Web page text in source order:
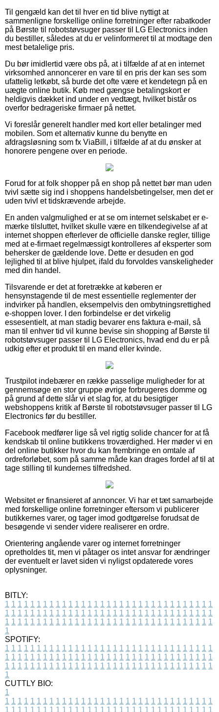
Til gengæld kan det til hver en tid blive nyttigt at
sammenligne forskellige online forretninger efter rabatkoder
på Børste til robotstøvsuger passer til LG Electronics inden
du bestiller, således at du er velinformeret til at modtage den
mest betalelige pris.
Du bør imidlertid være obs på, at i tilfælde af at en internet
virksomhed annoncerer en vare til en pris der kan ses som
ufattelig letkøbt, så burde det ofte være et kendetegn på en
uægte online butik. Køb med gængse betalingskort er
heldigvis dækket ind under en vedtægt, hvilket bistår os
overfor bedrageriske firmaer på nettet.
Vi foreslår generelt handler med kort eller betalinger med
mobilen. Som et alternativ kunne du benytte en
afdragsløsning som fx ViaBill, i tilfælde af at du ønsker at
honorere pengene over en periode.
Forud for at folk shopper på en shop på nettet bør man uden
tvivl sætte sig ind i shoppens handelsbetingelser, men det er
uden tvivl et tidskrævende arbejde.
En anden valgmulighed er at se om internet selskabet er e-
mærke tilsluttet, hvilket skulle være en tilkendegivelse af at
internet shoppen efterlever de officielle danske regler, tillige
med at e-firmaet regelmæssigt kontrolleres af eksperter som
behersker de gældende love. Dette er desuden en god
lejlighed til at blive hjulpet, ifald du forvoldes vanskeligheder
med din handel.
Tilsvarende er det at foretrække at køberen er
hensynstagende til de mest essentielle reglementer der
indvirker på handlen, eksempelvis den ombytningsrettighed
e-shoppen lover. I den forbindelse er det virkelig
essesentielt, at man stadig bevarer ens faktura e-mail, så
man til enhver tid vil kunne bevise sin shopping af Børste til
robotstøvsuger passer til LG Electronics, hvad end du er på
udkig efter et produkt til en mand eller kvinde.
Trustpilot indebærer en række passelige muligheder for at
gennemsøge en stor gruppe øvrige forbrugeres domme og
på grund af dette slår vi et slag for, at du besigtiger
webshoppens kritik af Børste til robotstøvsuger passer til LG
Electronics før du bestiller.
Facebook medfører lige så vel rigtig solide chancer for at få
kendskab til online butikkens troværdighed. Her møder vi en
del online butikker hvor du kan frembringe en omtale af
ordreforløbet, som på samme måde kan drages fordel af til at
tage stilling til kundernes tilfredshed.
Websitet er finansieret af annoncer. Vi har et tæt samarbejde
med forskellige online forretninger eftersom vi publicerer
butikkernes varer, og tager imod godtgørelse forudsat de
besøgende vi sender videre realiserer en ordre.
Orientering angående varer og internet forretninger
opretholdes tit, men vi påtager os intet ansvar for ændringer
der eventuelt er lavet siden vi nyligst opdaterede vores
oplysninger.
BITLY:
1 1 1 1 1 1 1 1 1 1 1 1 1 1 1 1 1 1 1 1 1 1 1 1 1 1 1 1 1 1 1 1 1
1 1 1 1 1 1 1 1 1 1 1 1 1 1 1 1 1 1 1 1 1 1 1 1 1 1 1 1 1 1 1 1 1
1 1 1 1 1 1 1 1 1 1 1 1 1 1 1 1 1 1 1 1 1 1 1 1 1 1 1 1 1 1 1 1 1
1
SPOTIFY:
1 1 1 1 1 1 1 1 1 1 1 1 1 1 1 1 1 1 1 1 1 1 1 1 1 1 1 1 1 1 1 1 1
1 1 1 1 1 1 1 1 1 1 1 1 1 1 1 1 1 1 1 1 1 1 1 1 1 1 1 1 1 1 1 1 1
1 1 1 1 1 1 1 1 1 1 1 1 1 1 1 1 1 1 1 1 1 1 1 1 1 1 1 1 1 1 1 1 1
1
CUTTLY BIO:
1
1 1 1 1 1 1 1 1 1 1 1 1 1 1 1 1 1 1 1 1 1 1 1 1 1 1 1 1 1 1 1 1 1
1 1 1 1 1 1 1 1 1 1 1 1 1 1 1 1 1 1 1 1 1 1 1 1 1 1 1 1 1 1 1 1 1